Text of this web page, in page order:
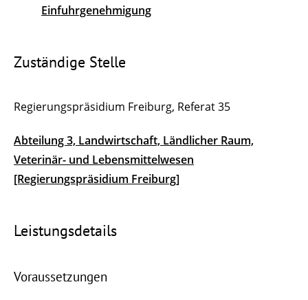
Einfuhrgenehmigung
Zuständige Stelle
Regierungspräsidium Freiburg, Referat 35
Abteilung 3, Landwirtschaft, Ländlicher Raum,
Veterinär- und Lebensmittelwesen
[Regierungspräsidium Freiburg]
Leistungsdetails
Voraussetzungen